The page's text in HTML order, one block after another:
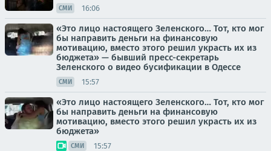
СМИ 16:06
«Это лицо настоящего Зеленского… Тот, кто мог
бы направить деньги на финансовую
мотивацию, вместо этого решил украсть их из
бюджета» — бывший пресс-секретарь
Зеленского о видео бусификации в Одессе
СМИ 15:57
«Это лицо настоящего Зеленского… Тот, кто мог
бы направить деньги на финансовую
мотивацию, вместо этого решил украсть их из
бюджета»
СМИ 15:57